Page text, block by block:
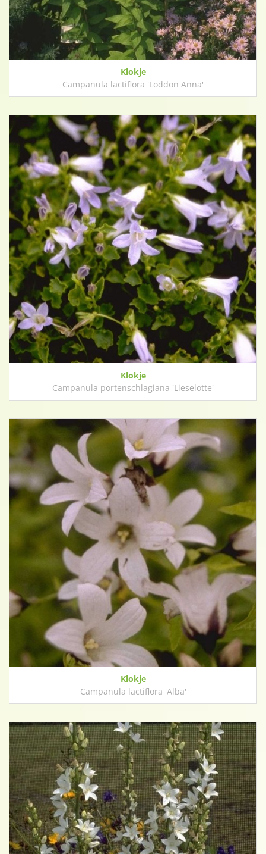
Klokje
Campanula lactiflora 'Loddon Anna'
Klokje
Campanula portenschlagiana 'Lieselotte'
Klokje
Campanula lactiflora 'Alba'